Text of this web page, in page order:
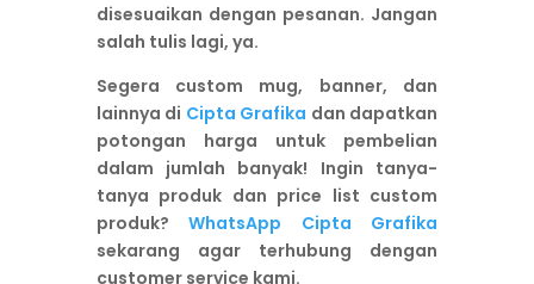
disesuaikan dengan pesanan. Jangan
salah tulis lagi, ya.
Segera custom mug, banner, dan
lainnya di Cipta Grafika dan dapatkan
potongan harga untuk pembelian
dalam jumlah banyak! Ingin tanya-
tanya produk dan price list custom
produk?WhatsApp Cipta Grafika
sekarang agar terhubung dengan
customer service kami.